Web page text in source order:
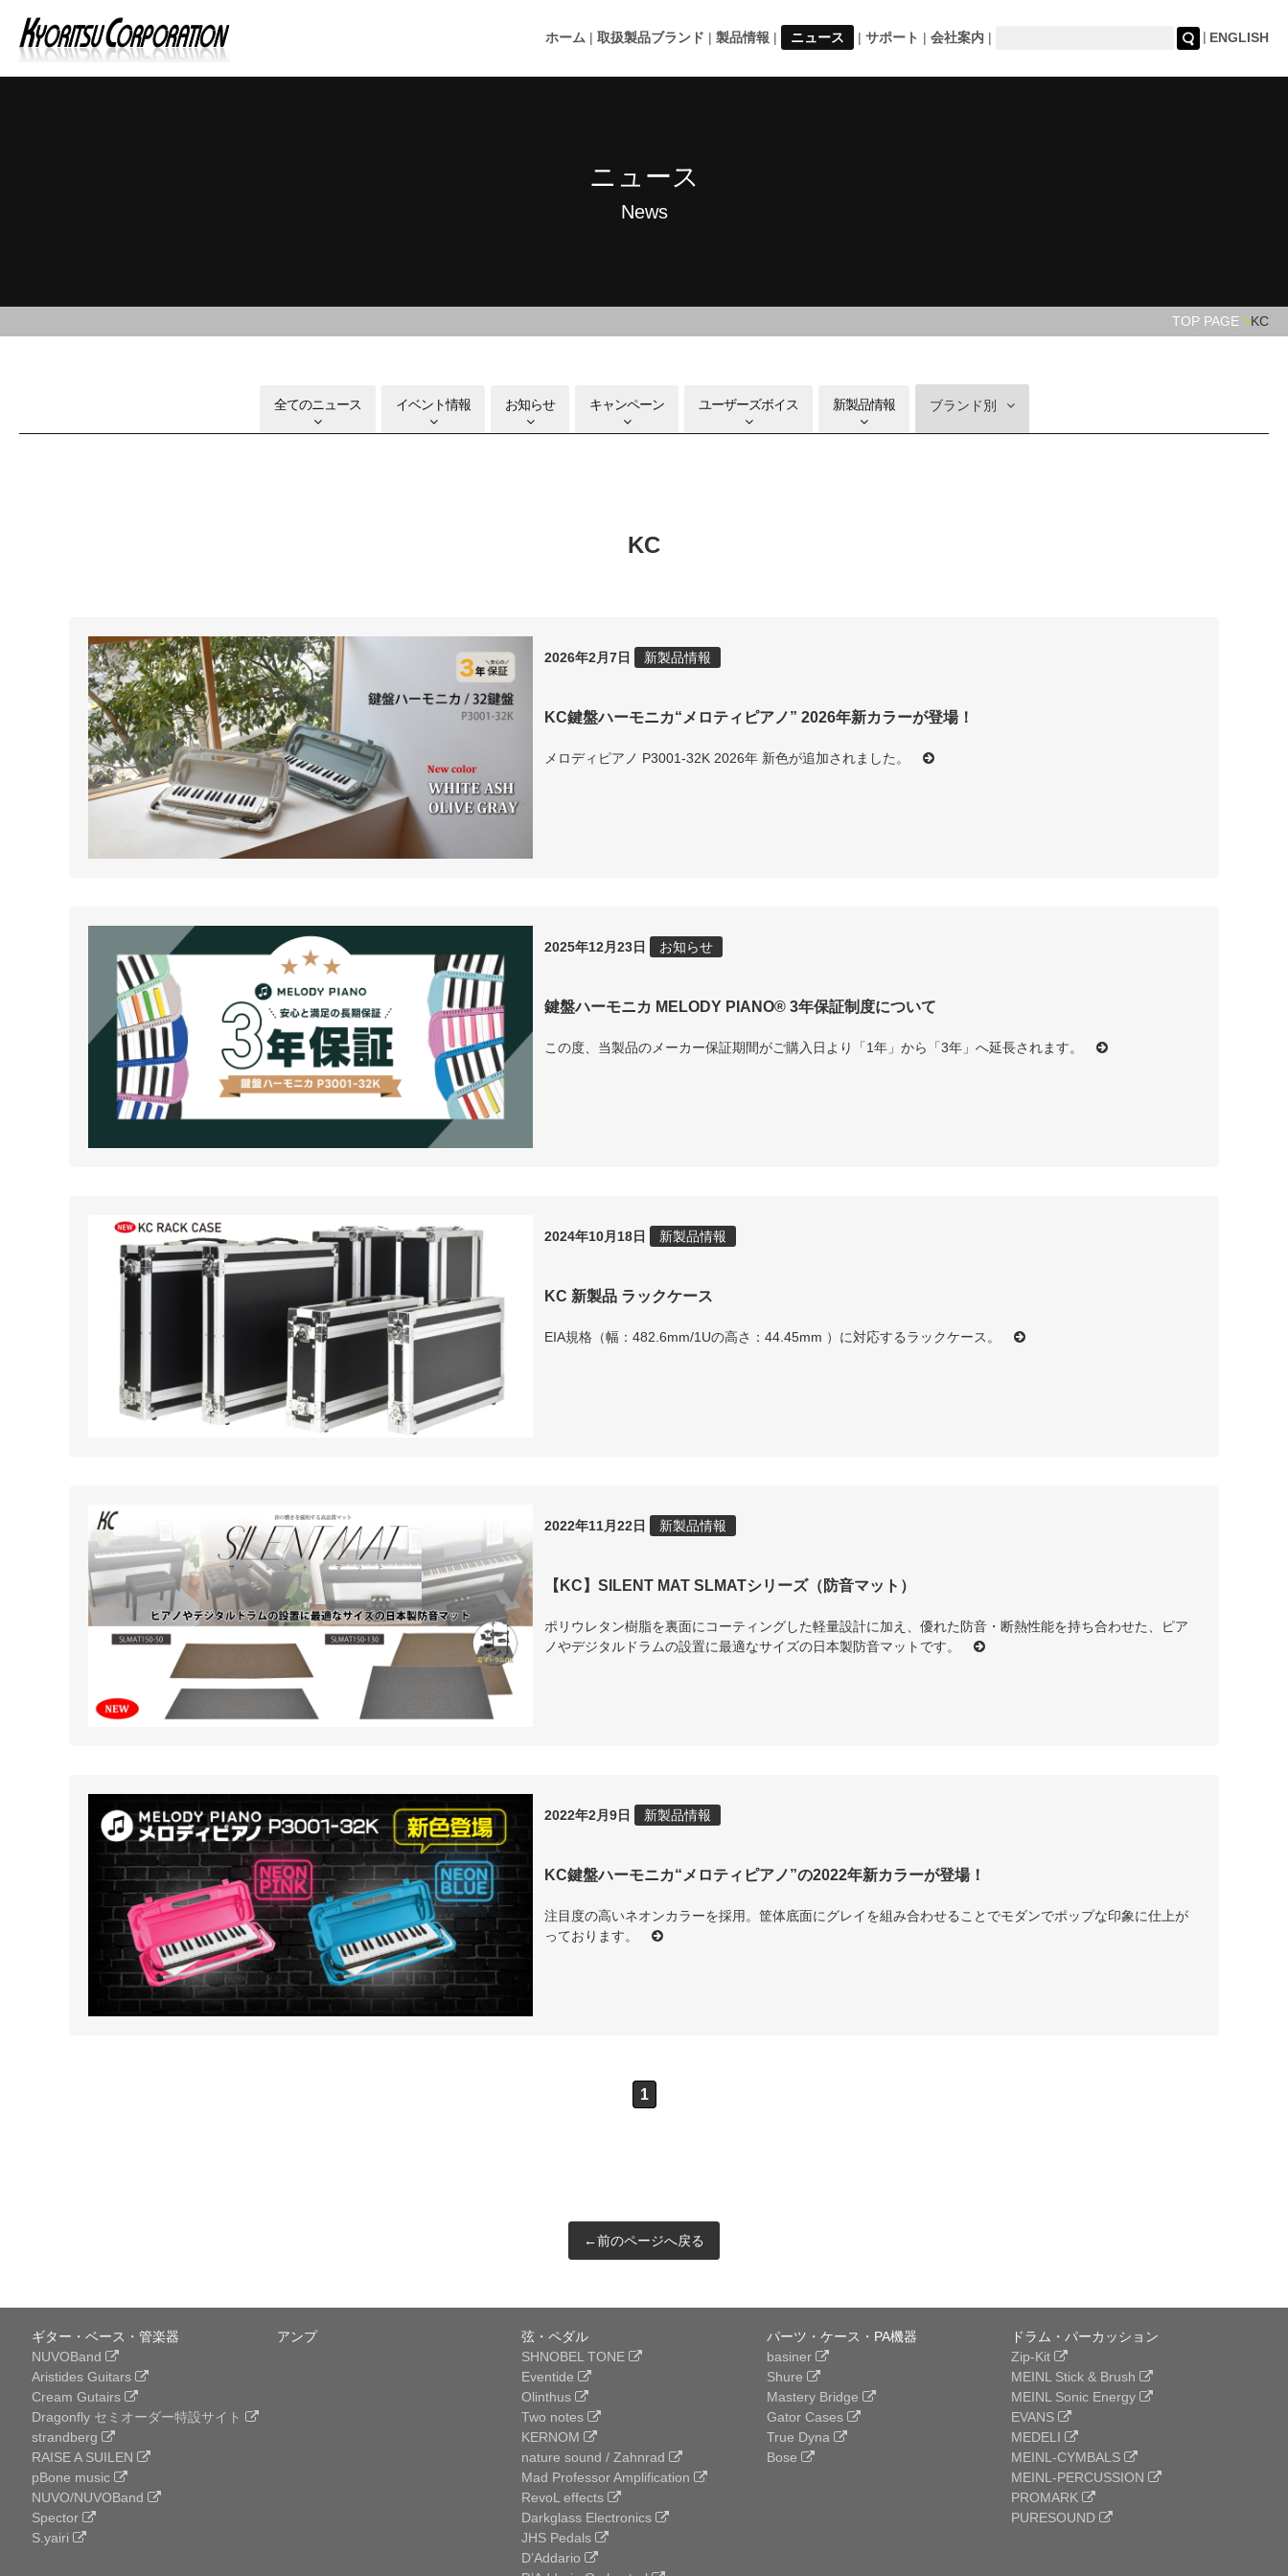
ホーム 取扱製品ブランド 製品情報 ニュース サポート 会社案内 ENGLISH
ニュース
News
TOP PAGE KC
全てのニュース イベント情報 お知らせ キャンペーン ユーザーズボイス 新製品情報 ブランド別
KC
2026年2月7日 新製品情報
KC鍵盤ハーモニカ“メロティピアノ” 2026年新カラーが登場！
メロディピアノ P3001-32K 2026年 新色が追加されました。
2025年12月23日 お知らせ
鍵盤ハーモニカ MELODY PIANO® 3年保証制度について
この度、当製品のメーカー保証期間がご購入日より「1年」から「3年」へ延長されます。
2024年10月18日 新製品情報
KC 新製品 ラックケース
EIA規格（幅：482.6mm/1Uの高さ：44.45mm ）に対応するラックケース。
2022年11月22日 新製品情報
【KC】SILENT MAT SLMATシリーズ（防音マット）
ポリウレタン樹脂を裏面にコーティングした軽量設計に加え、優れた防音・断熱性能を持ち合わせた、ピア
ノやデジタルドラムの設置に最適なサイズの日本製防音マットです。
2022年2月9日 新製品情報
KC鍵盤ハーモニカ“メロティピアノ”の2022年新カラーが登場！
注目度の高いネオンカラーを採用。筐体底面にグレイを組み合わせることでモダンでポップな印象に仕上が
っております。
1
←前のページへ戻る
ギター・ベース・管楽器
NUVOBand
Aristides Guitars
Cream Gutairs
Dragonfly セミオーダー特設サイト
strandberg
RAISE A SUILEN
pBone music
NUVO/NUVOBand
Spector
S.yairi
アンプ
弦・ペダル
SHNOBEL TONE
Eventide
Olinthus
Two notes
KERNOM
nature sound / Zahnrad
Mad Professor Amplification
RevoL effects
Darkglass Electronics
JHS Pedals
D’Addario
パーツ・ケース・PA機器
basiner
Shure
Mastery Bridge
Gator Cases
True Dyna
Bose
ドラム・パーカッション
Zip-Kit
MEINL Stick & Brush
MEINL Sonic Energy
EVANS
MEDELI
MEINL-CYMBALS
MEINL-PERCUSSION
PROMARK
PURESOUND